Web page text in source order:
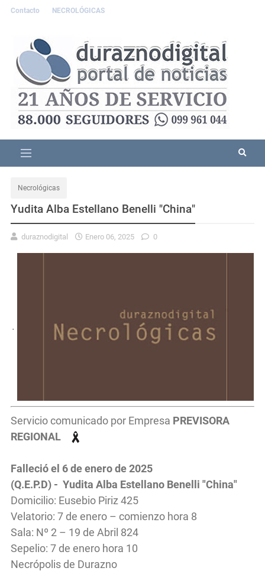
Contacto NECROLÓGICAS
Necrológicas
Yudita Alba Estellano Benelli "China"
duraznodigital Enero 06, 2025 0
.
Servicio comunicado por Empresa PREVISORA
REGIONAL
Falleció el 6 de enero de 2025
(Q.E.P.D) - Yudita Alba Estellano Benelli "China"
Domicilio: Eusebio Piriz 425
Velatorio: 7 de enero – comienzo hora 8
Sala: Nº 2 – 19 de Abril 824
Sepelio: 7 de enero hora 10
Necrópolis de Durazno